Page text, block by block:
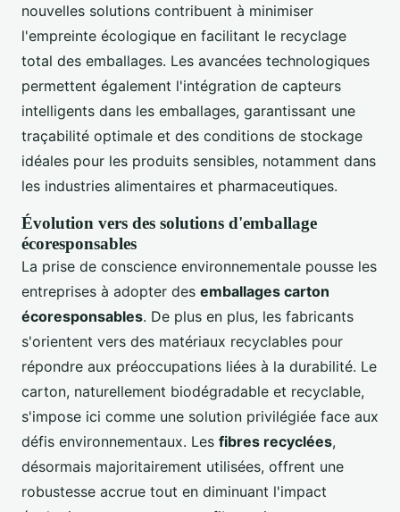
nouvelles solutions contribuent à minimiser
l'empreinte écologique en facilitant le recyclage
total des emballages. Les avancées technologiques
permettent également l'intégration de capteurs
intelligents dans les emballages, garantissant une
traçabilité optimale et des conditions de stockage
idéales pour les produits sensibles, notamment dans
les industries alimentaires et pharmaceutiques.
Évolution vers des solutions d'emballage
écoresponsables
La prise de conscience environnementale pousse les
entreprises à adopter des emballages carton
écoresponsables. De plus en plus, les fabricants
s'orientent vers des matériaux recyclables pour
répondre aux préoccupations liées à la durabilité. Le
carton, naturellement biodégradable et recyclable,
s'impose ici comme une solution privilégiée face aux
défis environnementaux. Les fibres recyclées,
désormais majoritairement utilisées, offrent une
robustesse accrue tout en diminuant l'impact